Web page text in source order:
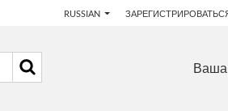
RUSSIAN
Ваша